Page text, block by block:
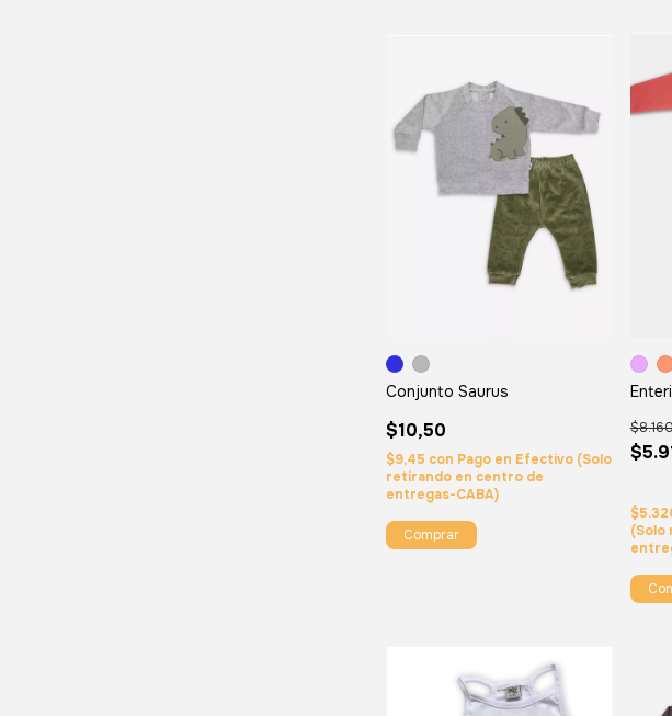
Conjunto Saurus
$10,50
$9,45 con Pago en Efectivo (Solo
retirando en centro de
entregas-CABA)
Comprar
(Solo